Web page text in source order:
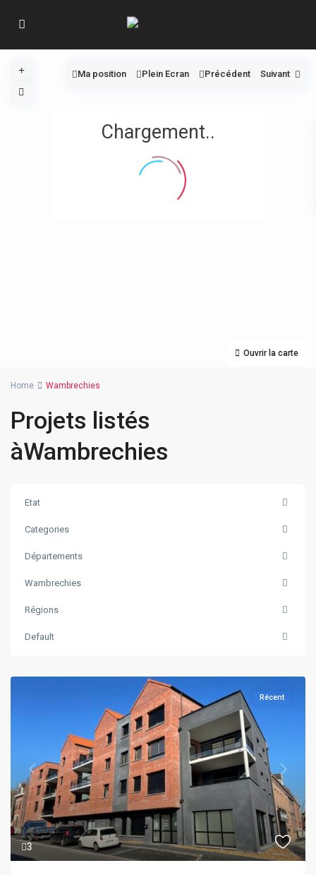
Chargement..
Ouvrir la carte
Ma position Plein Ecran Précédent Suivant
Home Wambrechies
Projets listés
àWambrechies
Etat
Categories
Départements
Wambrechies
Régions
Default
3
Previous Next
Récent